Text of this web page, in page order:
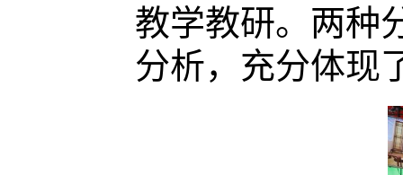
教学教研。两种
分析，充分体现